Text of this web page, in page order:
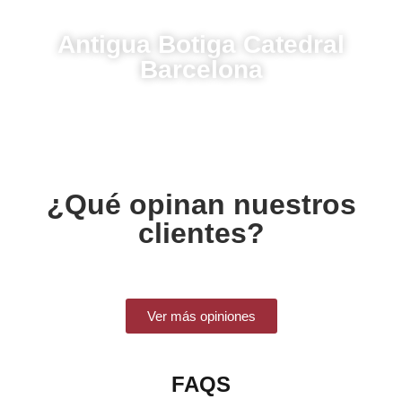
Antigua Botiga Catedral
Barcelona
¿Qué opinan nuestros
clientes?
Ver más opiniones
FAQS